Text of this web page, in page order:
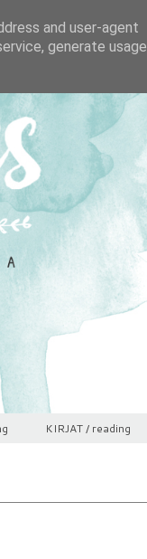
KIRJAT / reading
and user-agent
generate usage